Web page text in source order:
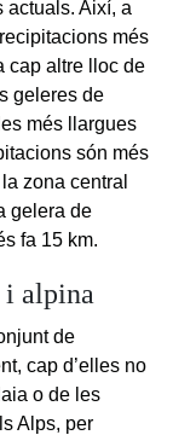
actuals. Així, a
més
cap altre lloc de
geleres de
més llargues
són més
zona central
gelera de
fa 15 km.
i alpina
de
cap d’elles no
o de les
Alps, per